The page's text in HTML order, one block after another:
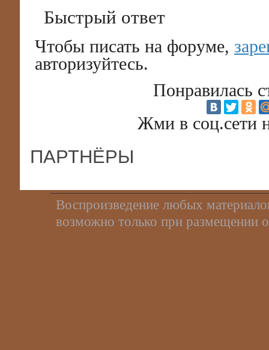
Быстрый ответ
Чтобы писать на форуме,
авторизуйтесь.
Понравилась
Жми в соц.сети
ПАРТНЁРЫ
Воспроизведение любых
возможно только при размещении